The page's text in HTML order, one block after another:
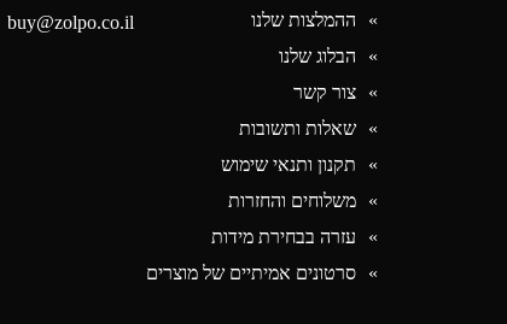
ההמלצות שלנו
הבלוג שלנו
צור קשר
שאלות ותשובות
תקנון ותנאי שימוש
משלוחים והחזרות
עזרה בבחירת מידות
סרטונים אמיתיים של מוצרים
buy@zolpo.co.il